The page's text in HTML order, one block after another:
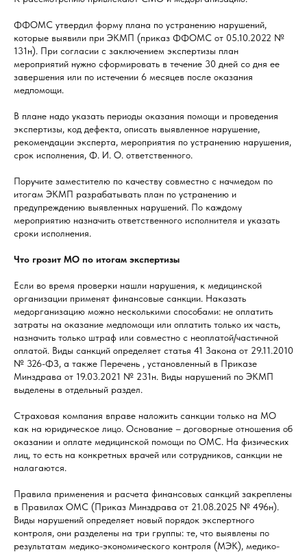
ФФОМС утвердил форму плана по устранению нарушений,
которые выявили при ЭКМП (приказ ФФОМС от 05.10.2022 №
131н). При согласии с заключением экспертизы план
мероприятий нужно сформировать в течение 30 дней со дня ее
завершения или по истечении 6 месяцев после оказания
медпомощи.
В плане надо указать периоды оказания помощи и проведения
экспертизы, код дефекта, описать выявленное нарушение,
рекомендации эксперта, мероприятия по устранению нарушения,
срок исполнения, Ф. И. О. ответственного.
Поручите заместителю по качеству совместно с начмедом по
итогам ЭКМП разрабатывать план по устранению и
предупреждению выявленных нарушений. По каждому
мероприятию назначить ответственного исполнителя и указать
сроки исполнения.
Что грозит МО по итогам экспертизы
Если во время проверки нашли нарушения, к медицинской
организации применят финансовые санкции. Наказать
медорганизацию можно несколькими способами: не оплатить
затраты на оказание медпомощи или оплатить только их часть,
назначить только штраф или совместно с неоплатой/частичной
оплатой. Виды санкций определяет статья 41 Закона от 29.11.2010
№ 326-ФЗ, а также Перечень , установленный в Приказе
Минздрава от 19.03.2021 № 231н. Виды нарушений по ЭКМП
выделены в отдельный раздел.
Страховая компания вправе наложить санкции только на МО
как на юридическое лицо. Основание – договорные отношения об
оказании и оплате медицинской помощи по ОМС. На физических
лиц, то есть на конкретных врачей или сотрудников, санкции не
налагаются.
Правила применения и расчета финансовых санкций закреплены
в Правилах ОМС (Приказ Минздрава от 21.08.2025 № 496н).
Виды нарушений определяет новый порядок экспертного
контроля, они разделены на три группы: те, что выявлены по
результатам медико-экономического контроля (МЭК), медико-